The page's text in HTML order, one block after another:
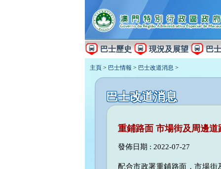
巴士歷史 現況及展望 巴
主頁 > 巴士情報 > 巴士改道消息 >
巴士改道消息
重鋪路面 市場街及周邊
發佈日期 : 2022-07-27
配合市政署重鋪路面，市場